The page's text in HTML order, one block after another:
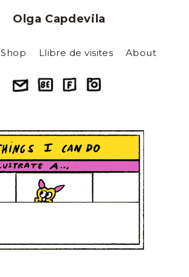
Olga Capdevila
Shop Llibre de visites About